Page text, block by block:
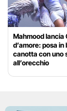
Mahmood lancia
d’amore: posa in
canotta con uno
all’orecchio